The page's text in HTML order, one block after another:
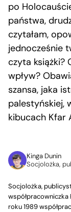
po
państwa,
czytałam,
jednocześnie
czyta książki?
wpływ?
szansa, jaka
palestyńskiej,
kibucach Kfar
Kinga Dunin
Socjolożka,
Socjolożka,
współpracowniczka
roku 1989